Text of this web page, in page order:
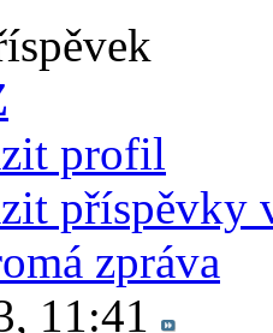
profil
příspěvky
zpráva
11:41